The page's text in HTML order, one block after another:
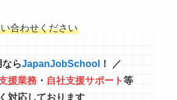
合わせください
らJapanJobSchool
！ ／
援業務・ 自社支援サポート等
対応しております